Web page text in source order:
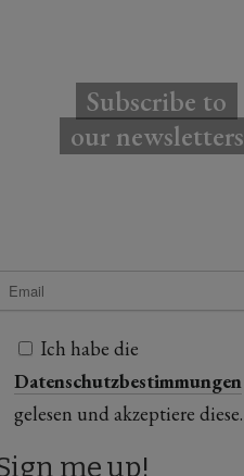
Subscribe to
our newsletters
Ich habe die
Datenschutzbestimmungen
gelesen und akzeptiere diese.